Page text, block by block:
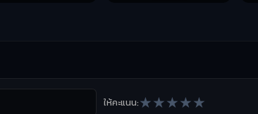
ให้คะแนน:★★★★★